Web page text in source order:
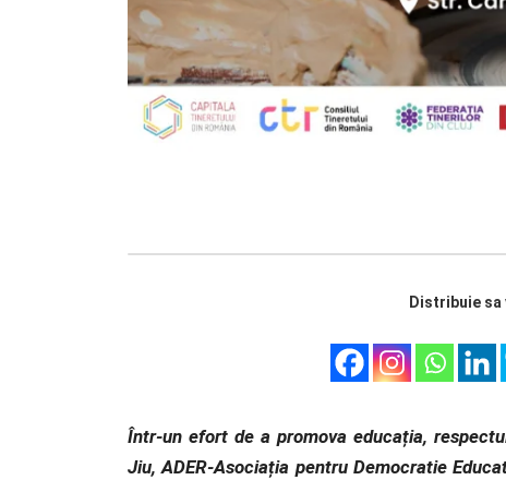
Distribuie
Într-un efort de a promova educația,
Jiu, ADER-Asociația pentru Democratie